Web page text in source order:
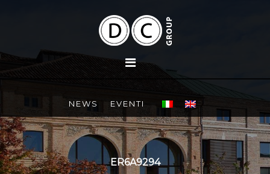
NEWS EVENTI
ER6A9294